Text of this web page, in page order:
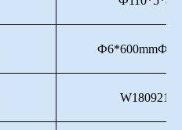
W180921-